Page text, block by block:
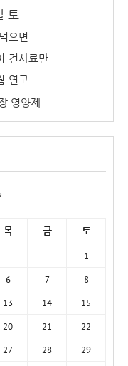
토
으면
건사료만
연고
영양제
목 금 토
1
6 7 8
13 14 15
20 21 22
27 28 29